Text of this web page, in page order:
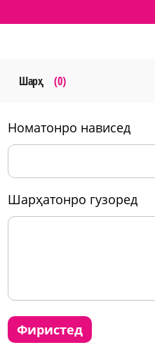
Шарҳ (0)
номатонро нависед
шарҳатонро гузоред
фиристед